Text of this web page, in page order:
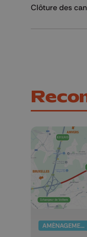
Clôture des
AMÉNAGEMENT DU TERRITOIRE